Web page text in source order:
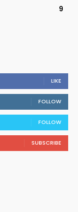
9
LIKE
FOLLOW
FOLLOW
SUBSCRIBE